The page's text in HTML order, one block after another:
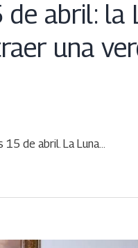
abril: la
una
de abril. La Luna…